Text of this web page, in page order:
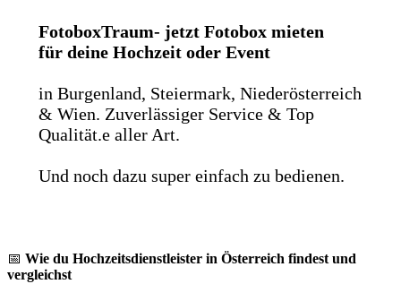
FotoboxTraum- jetzt Fotobox mieten
für deine Hochzeit oder Event
in Burgenland, Steiermark, Niederösterreich
& Wien. Zuverlässiger Service & Top
Qualität.e aller Art.
Und noch dazu super einfach zu bedienen.
📅 Wie du Hochzeitsdienstleister in Österreich findest und
vergleichst